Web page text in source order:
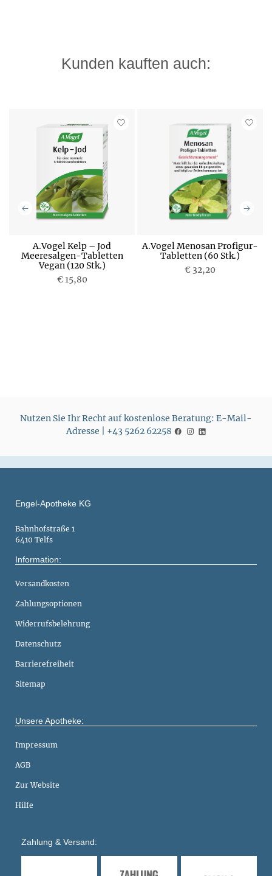
Kunden kauften auch:
A.Vogel Kelp – Jod
Meeresalgen-Tabletten
Vegan (120 Stk.)
€ 15,80
A.Vogel Menosan Profigur-
Tabletten (60 Stk.)
€ 32,20
P
Nutzen Sie Ihr Recht auf kostenlose Beratung: E-Mail-
Adresse | +43 5262 62258
Engel-Apotheke KG
Bahnhofstraße 1
6410 Telfs
Information:
Versandkosten
Zahlungsoptionen
Widerrufsbelehrung
Datenschutz
Barrierefreiheit
Sitemap
Unsere Apotheke:
Impressum
AGB
Zur Website
Hilfe
Zahlung & Versand: